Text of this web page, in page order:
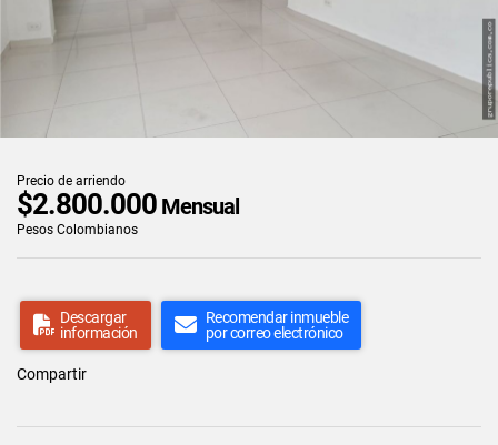
Precio de arriendo
$2.800.000 Mensual
Pesos Colombianos
Descargar
información
Recomendar inmueble
por correo electrónico
Compartir